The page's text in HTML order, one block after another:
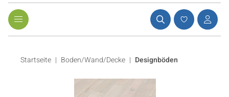
Startseite Boden/Wand/Decke | Designböden